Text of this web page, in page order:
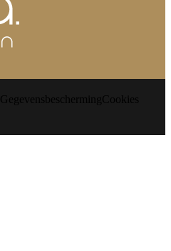
GegevensbeschermingCookies